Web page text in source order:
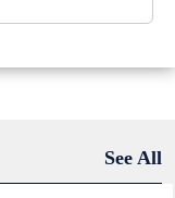
See All